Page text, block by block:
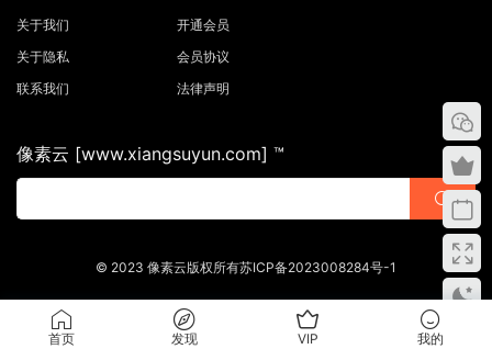
关于我们
关于隐私
联系我们
开通会员
会员协议
法律声明
像素云 [www.xiangsuyun.com] ™
© 2023 像素云版权所有苏ICP备2023008284号-1
首页 发现 VIP 我的